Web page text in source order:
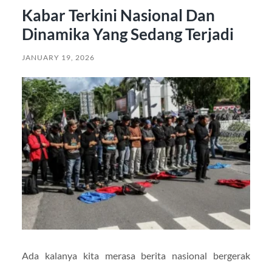
Kabar Terkini Nasional Dan
Dinamika Yang Sedang Terjadi
JANUARY 19, 2026
Ada kalanya kita merasa berita nasional bergerak